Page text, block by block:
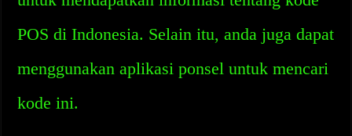
POS di Indonesia. Selain itu, anda juga dapat
menggunakan aplikasi ponsel untuk mencari
kode ini.